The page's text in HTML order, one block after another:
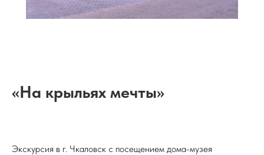
«На крыльях мечты»
Экскурсия в г. Чкаловск с посещением дома-музея